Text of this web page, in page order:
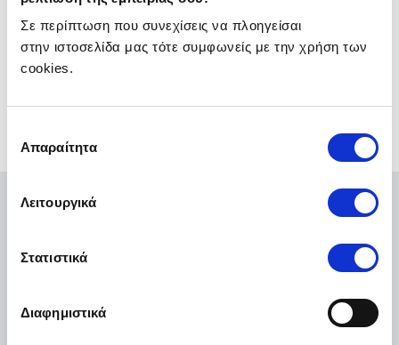
Σε περίπτωση που συνεχίσεις να πλοηγείσαι
στην ιστοσελίδα μας τότε συμφωνείς με την χρήση των
cookies.
συγκατάθεσης
Απαραίτητα
Λειτουργικά
Στατιστικά
Διαφημιστικά
Κλοπή Περιεχομένου
Καλύπτεται η κλοπή στο περιεχόμενο της κατοικίας, μετά